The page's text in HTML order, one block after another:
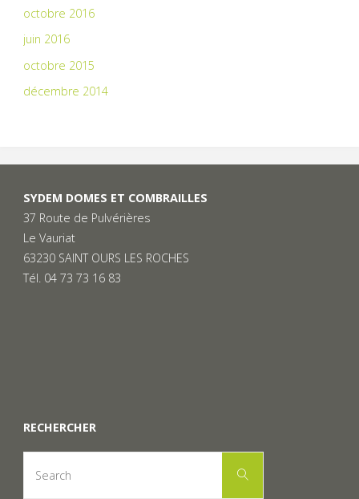
octobre 2016
juin 2016
octobre 2015
décembre 2014
SYDEM DOMES ET COMBRAILLES
37 Route de Pulvérières
Le Vauriat
63230 SAINT OURS LES ROCHES
Tél. 04 73 73 16 83
RECHERCHER
Search